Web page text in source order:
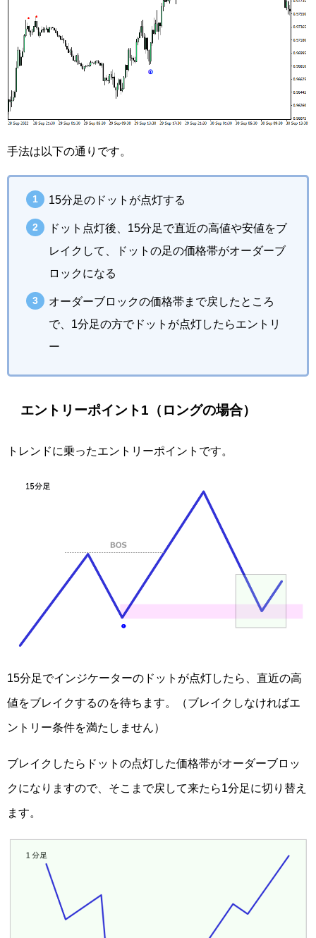
手法は以下の通りです。
15分足のドットが点灯する
ドット点灯後、15分足で直近の高値や安値をブ
レイクして、ドットの足の価格帯がオーダーブ
ロックになる
オーダーブロックの価格帯まで戻したところ
で、1分足の方でドットが点灯したらエントリ
ー
エントリーポイント1（ロングの場合）
トレンドに乗ったエントリーポイントです。
15分足でインジケーターのドットが点灯したら、直近の高
値をブレイクするのを待ちます。（ブレイクしなければエ
ントリー条件を満たしません）
ブレイクしたらドットの点灯した価格帯がオーダーブロッ
クになりますので、そこまで戻して来たら1分足に切り替え
ます。